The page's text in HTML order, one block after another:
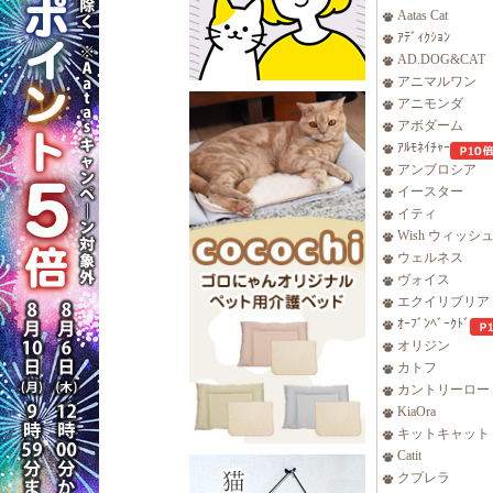
Aatas Cat
ｱﾃﾞｨｸｼｮﾝ
AD.DOG&CAT
アニマルワン
アニモンダ
アボダーム
ｱﾙﾓﾈｲﾁｬｰ
アンブロシア
イースター
イティ
Wish ウィッシュ
ウェルネス
ヴォイス
エクイリブリア
ｵｰﾌﾞﾝﾍﾞｰｸﾄﾞ
オリジン
カトフ
カントリーロー
KiaOra
キットキャット
Catit
クプレラ